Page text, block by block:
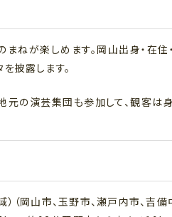
まねが楽しめます。岡山出身・在住
披露します。
元の演芸集団も参加して、観客は
（岡山市、玉野市、瀬戸内市、吉備